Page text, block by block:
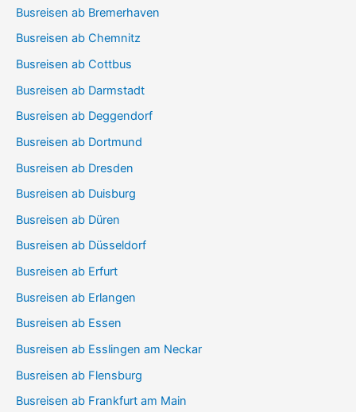
Busreisen ab Bremerhaven
Busreisen ab Chemnitz
Busreisen ab Cottbus
Busreisen ab Darmstadt
Busreisen ab Deggendorf
Busreisen ab Dortmund
Busreisen ab Dresden
Busreisen ab Duisburg
Busreisen ab Düren
Busreisen ab Düsseldorf
Busreisen ab Erfurt
Busreisen ab Erlangen
Busreisen ab Essen
Busreisen ab Esslingen am Neckar
Busreisen ab Flensburg
Busreisen ab Frankfurt am Main